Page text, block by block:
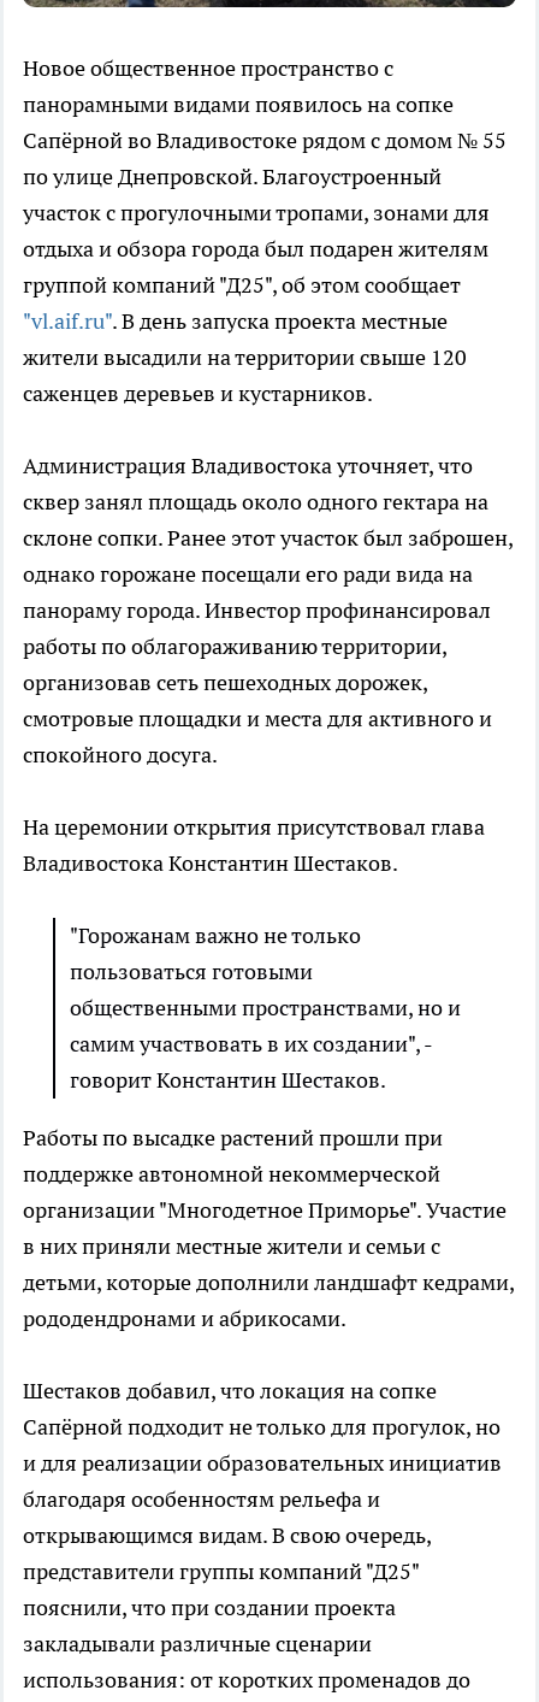
Новое общественное пространство с
панорамными видами появилось на сопке
Сапёрной во Владивостоке рядом с домом № 55
по улице Днепровской. Благоустроенный
участок с прогулочными тропами, зонами для
отдыха и обзора города был подарен жителям
группой компаний "Д25", об этом сообщает
"vl.aif.ru". В день запуска проекта местные
жители высадили на территории свыше 120
саженцев деревьев и кустарников.
Администрация Владивостока уточняет, что
сквер занял площадь около одного гектара на
склоне сопки. Ранее этот участок был заброшен,
однако горожане посещали его ради вида на
панораму города. Инвестор профинансировал
работы по облагораживанию территории,
организовав сеть пешеходных дорожек,
смотровые площадки и места для активного и
спокойного досуга.
На церемонии открытия присутствовал глава
Владивостока Константин Шестаков.
"Горожанам важно не только
пользоваться готовыми
общественными пространствами, но и
самим участвовать в их создании", -
говорит Константин Шестаков.
Работы по высадке растений прошли при
поддержке автономной некоммерческой
организации "Многодетное Приморье". Участие
в них приняли местные жители и семьи с
детьми, которые дополнили ландшафт кедрами,
рододендронами и абрикосами.
Шестаков добавил, что локация на сопке
Сапёрной подходит не только для прогулок, но
и для реализации образовательных инициатив
благодаря особенностям рельефа и
открывающимся видам. В свою очередь,
представители группы компаний "Д25"
пояснили, что при создании проекта
закладывали различные сценарии
использования: от коротких променадов до